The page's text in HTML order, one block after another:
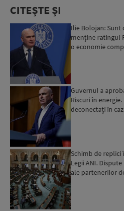
CITEȘTE ȘI
Ilie Bolojan: Sunt
menține ratingul
o economie
Guvernul a
Riscuri în
deconectați în
Schimb de replici
Legii ANI.
ale partenerilor